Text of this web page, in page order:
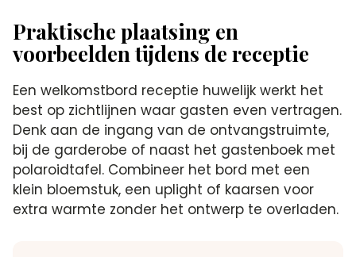
Praktische plaatsing en
voorbeelden tijdens de receptie
Een welkomstbord receptie huwelijk werkt het
best op zichtlijnen waar gasten even vertragen.
Denk aan de ingang van de ontvangstruimte,
bij de garderobe of naast het gastenboek met
polaroidtafel. Combineer het bord met een
klein bloemstuk, een uplight of kaarsen voor
extra warmte zonder het ontwerp te overladen.